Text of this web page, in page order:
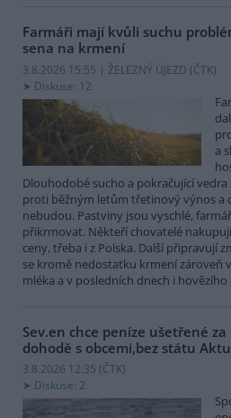
Farmáři mají kvůli suchu
sena na krmení
3.8.2026 15:55 | ŽELEZNÝ ÚJEZD (ČTK)
Diskuse: 12
a
Dlouhodobé sucho a pokračující vedra
proti běžným letům třetinový výnos a
nebudou. Pastviny jsou vyschlé,
přikrmovat. Někteří chovatelé
ceny, třeba i z Polska. Další připravují
se kromě nedostatku krmení zároveň
mléka a v posledních dnech i hovězího
Sev.en chce peníze ušetřené
dohodě s obcemi,bez státu
3.8.2026 12:35 (ČTK)
Diskuse: 2